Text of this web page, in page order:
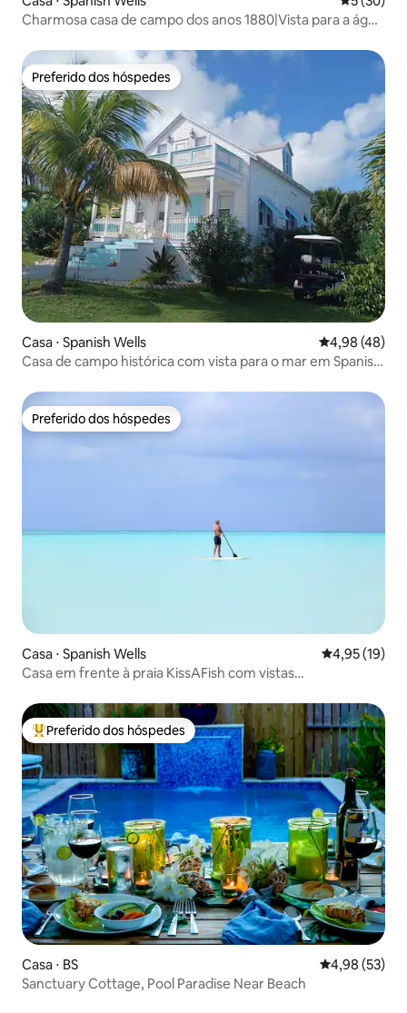
Charmosa casa de campo dos anos 1880|Vista para a água
Preferido dos hóspedes
Preferido dos hóspedes
Casa ⋅ Spanish Wells 4,98 de uma
4,98 (48)
Casa de campo histórica com vista para o mar em Spanish
Preferido dos hóspedes
Preferido dos hóspedes
Casa ⋅ Spanish Wells 4,95 de uma
4,95 (19)
Casa em frente à praia KissAFish com vistas
Entre os melhores preferidos dos hóspedes
Preferido dos hóspedes
Casa ⋅ BS 4,98 de uma
4,98 (53)
Sanctuary Cottage, Pool Paradise Near Beach